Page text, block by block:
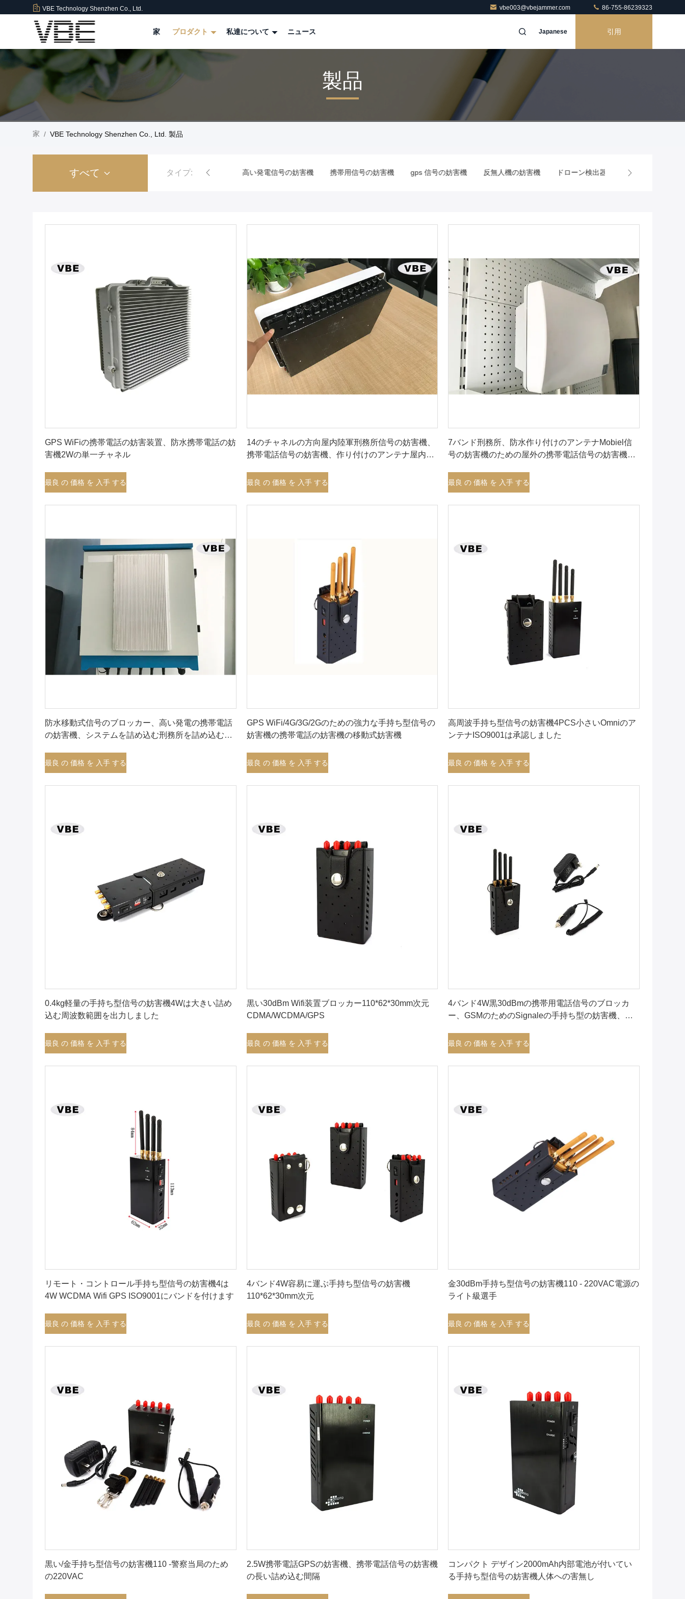
VBE Technology Shenzhen Co., Ltd. vbe003@vbejammer.com 86-755-86239323
家 プロダクト 私達について ニュース Japanese 引用
製品
家 / VBE Technology Shenzhen Co., Ltd. 製品
すべて タイプ:
刑務所の独房の電話妨害機 高い発電信号の妨害機 携帯用信号の妨害機 gps 信号の妨害機 反無人機の妨害機 ドローン検出器 携帯電話の遮断 RFの電力増幅器モジュ
GPS WiFiの携帯電話の妨害装置、防水携帯電話の妨
害機2Wの単一チャネル
最良 の 価格 を 入手 する
14のチャネルの方向屋内陸軍刑務所信号の妨害機、
携帯電話信号の妨害機、作り付けのアンテナ屋内妨
最良 の 価格 を 入手 する
7バンド刑務所、防水作り付けのアンテナMobiel信
号の妨害機のための屋外の携帯電話信号の妨害機
最良 の 価格 を 入手 する
防水移動式信号のブロッカー、高い発電の携帯電話
の妨害機、システムを詰め込む刑務所を詰め込む刑
最良 の 価格 を 入手 する
GPS WiFi/4G/3G/2Gのための強力な手持ち型信号の
妨害機の携帯電話の妨害機の移動式妨害機
最良 の 価格 を 入手 する
高周波手持ち型信号の妨害機4PCS小さいOmniのア
ンテナISO9001は承認しました
最良 の 価格 を 入手 する
0.4kg軽量の手持ち型信号の妨害機4Wは大きい詰め
込む周波数範囲を出力しました
最良 の 価格 を 入手 する
黒い30dBm Wifi装置ブロッカー110*62*30mm次元
CDMA/WCDMA/GPS
最良 の 価格 を 入手 する
4バンド4W黒30dBmの携帯用電話信号のブロッカ
ー、GSMのためのSignaleの手持ち型の妨害機、
最良 の 価格 を 入手 する
リモート・コントロール手持ち型信号の妨害機4は
4W WCDMA Wifi GPS ISO9001にバンドを付けます
最良 の 価格 を 入手 する
4バンド4W容易に運ぶ手持ち型信号の妨害機
110*62*30mm次元
最良 の 価格 を 入手 する
金30dBm手持ち型信号の妨害機110 - 220VAC電源の
ライト級選手
最良 の 価格 を 入手 する
黒い/金手持ち型信号の妨害機110 -警察当局のため
の220VAC
2.5W携帯電話GPSの妨害機、携帯電話信号の妨害機
の長い詰め込む間隔
コンパクト デザイン2000mAh内部電池が付いてい
る手持ち型信号の妨害機人体への害無し